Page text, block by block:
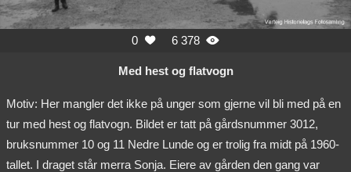
0  6 378 
Med hest og flatvogn
Motiv: Her mangler det ikke på unger som gjerne vil bli med på en
tur med hest og flatvogn. Bildet er tatt på gårdsnummer 3012,
bruksnummer 10 og 11 Nedre Lunde og er trolig fra midt på 1960-
tallet. I draget står merra Sonja. Eiere av gården den gang var